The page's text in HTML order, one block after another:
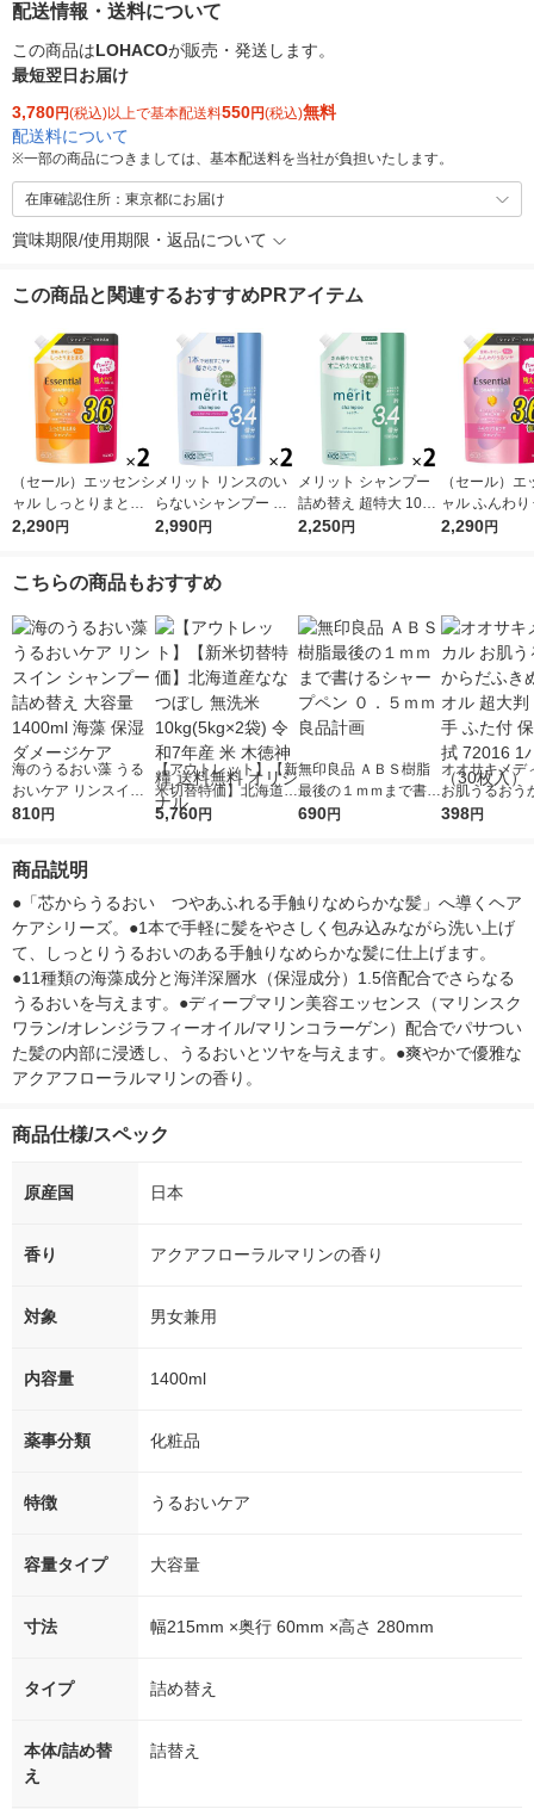
配送情報・送料について
この商品はLOHACOが販売・発送します。
最短翌日お届け
3,780円(税込)以上で基本配送料550円(税込)無料
配送料について
※一部の商品につきましては、基本配送料を当社が負担いたします。
在庫確認住所：東京都にお届け
賞味期限/使用期限・返品について
この商品と関連するおすすめPRアイテム
（セール）エッセンシ
ャル しっとりまとま
る シャンプー 詰め替
2,290円
メリット リンスのい
らないシャンプー 詰
め替え 超特大 1080ml
2,990円
メリット シャンプー
詰め替え 超特大 1080
ml 2個 花王
2,250円
（セール）エ
ャル ふんわ
ヤ シャンプー
2,290円
こちらの商品もおすすめ
海のうるおい藻 うる
おいケア リンスイン
シャンプー 詰め替え
810円
【アウトレット】【新
米切替特価】北海道産
ななつぼし 無洗米 10
5,760円
無印良品 ＡＢＳ樹脂
最後の１ｍｍまで書け
るシャープペン ０．
690円
オオサキメデ
お肌うるおう
きぬれタオル
398円
商品説明
●「芯からうるおい　つやあふれる手触りなめらかな髪」へ導くヘア
ケアシリーズ。●1本で手軽に髪をやさしく包み込みながら洗い上げ
て、しっとりうるおいのある手触りなめらかな髪に仕上げます。
●11種類の海藻成分と海洋深層水（保湿成分）1.5倍配合でさらなる
うるおいを与えます。●ディープマリン美容エッセンス（マリンスク
ワラン/オレンジラフィーオイル/マリンコラーゲン）配合でパサつい
た髪の内部に浸透し、うるおいとツヤを与えます。●爽やかで優雅な
アクアフローラルマリンの香り。
商品仕様/スペック
原産国 日本
香り アクアフローラルマリンの香り
対象 男女兼用
内容量 1400ml
薬事分類 化粧品
特徴 うるおいケア
容量タイプ 大容量
寸法 幅215mm ×奥行 60mm ×高さ 280mm
タイプ 詰め替え
本体/詰め替
え
詰替え